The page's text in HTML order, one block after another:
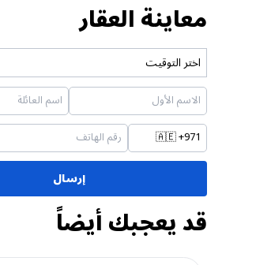
معاينة العقار
اختر التوقيت
🇦🇪+971
إرسال
قد يعجبك أيضاً